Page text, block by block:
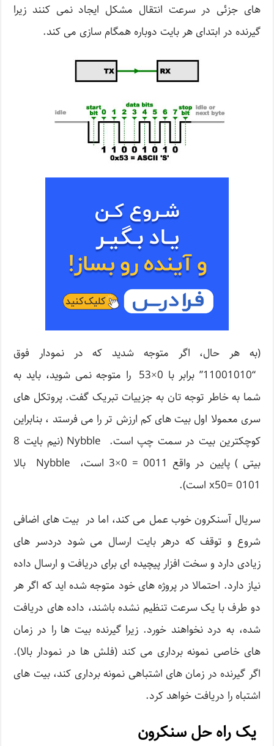
های جزئی در سرعت انتقال مشکل ایجاد نمی کنند زیرا
گیرنده در ابتدای هر بایت دوباره همگام سازی می کند.
(به هر حال، اگر متوجه شدید که در نمودار فوق
“11001010” برابر با 0×53 را متوجه نمی شوید، باید به
شما به خاطر توجه تان به جزییات تبریک گفت. پروتکل های
سری معمولا اول بیت های کم ارزش تر را می فرستد ، بنابراین
کوچکترین بیت در سمت چپ است. Nybble (نیم بایت 8
بیتی ) پایین در واقع 0011 = 0×3 است، Nybble بالا
0101 =x50 است).
سریال آسنکرون خوب عمل می کند، اما در بیت های اضافی
شروع و توقف که درهر بایت ارسال می شود دردسر های
زیادی دارد و سخت افزار پیچیده ای برای دریافت و ارسال داده
نیاز دارد. احتمالا در پروژه های خود متوجه شده اید که اگر هر
دو طرف با یک سرعت تنظیم نشده باشند، داده های دریافت
شده، به درد نخواهند خورد. زیرا گیرنده بیت ها را در زمان
های خاصی نمونه برداری می کند (فلش ها در نمودار بالا).
اگر گیرنده در زمان های اشتباهی نمونه برداری کند، بیت های
اشتباه را دریافت خواهد کرد.
یک راه حل سنکرون